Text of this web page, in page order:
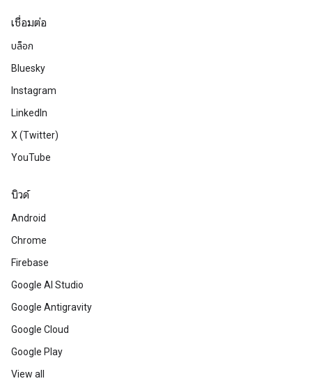
เชื่อมต่อ
บล็อก
Bluesky
Instagram
LinkedIn
X (Twitter)
YouTube
บิวด์
Android
Chrome
Firebase
Google AI Studio
Google Antigravity
Google Cloud
Google Play
View all